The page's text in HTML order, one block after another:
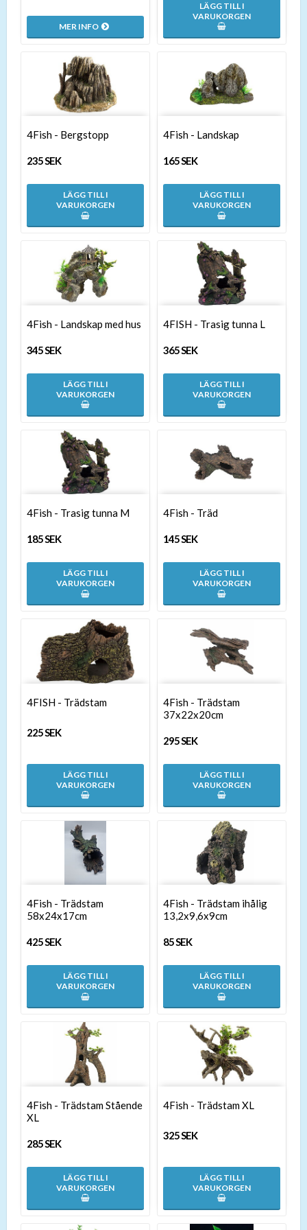
MER INFO
LÄGG TILL I
VARUKORGEN
4Fish - Bergstopp
235 SEK
LÄGG TILL I
VARUKORGEN
4Fish - Landskap
165 SEK
LÄGG TILL I
VARUKORGEN
4Fish - Landskap med hus
345 SEK
LÄGG TILL I
VARUKORGEN
4FISH - Trasig tunna L
365 SEK
LÄGG TILL I
VARUKORGEN
4Fish - Trasig tunna M
185 SEK
LÄGG TILL I
VARUKORGEN
4Fish - Träd
145 SEK
LÄGG TILL I
VARUKORGEN
4FISH - Trädstam
225 SEK
LÄGG TILL I
VARUKORGEN
4Fish - Trädstam
37x22x20cm
295 SEK
LÄGG TILL I
VARUKORGEN
4Fish - Trädstam
58x24x17cm
425 SEK
LÄGG TILL I
VARUKORGEN
4Fish - Trädstam ihålig
13,2x9,6x9cm
85 SEK
LÄGG TILL I
VARUKORGEN
4Fish - Trädstam Stående
XL
285 SEK
LÄGG TILL I
VARUKORGEN
4Fish - Trädstam XL
325 SEK
LÄGG TILL I
VARUKORGEN